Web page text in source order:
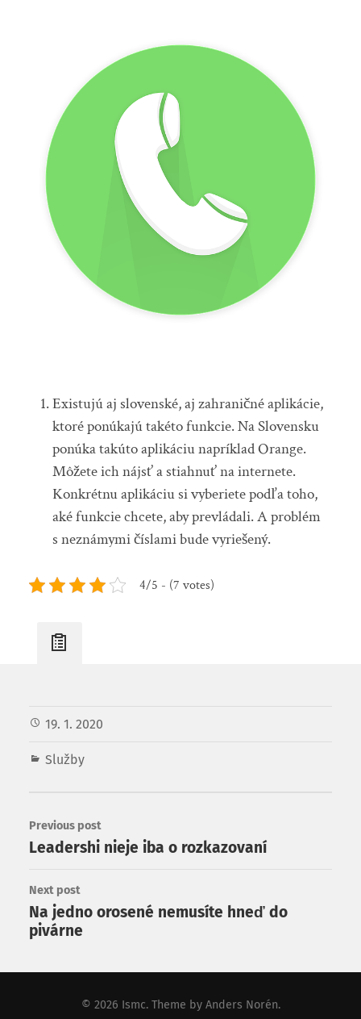
Existujú aj slovenské, aj zahraničné aplikácie,
ktoré ponúkajú takéto funkcie. Na Slovensku
ponúka takúto aplikáciu napríklad Orange.
Môžete ich nájsť a stiahnuť na internete.
Konkrétnu aplikáciu si vyberiete podľa toho,
aké funkcie chcete, aby prevládali. A problém
s neznámymi číslami bude vyriešený.
4/5 - (7 votes)
19. 1. 2020
Služby
Previous post
Leadershi nieje iba o rozkazovaní
Next post
Na jedno orosené nemusíte hneď do
pivárne
© 2026 Ismc. Theme by Anders Norén.